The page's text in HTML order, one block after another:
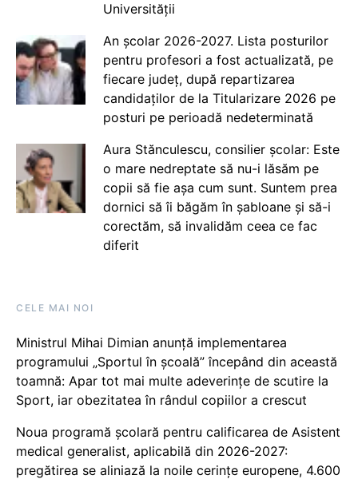
Universității
An școlar 2026-2027. Lista posturilor
pentru profesori a fost actualizată, pe
fiecare județ, după repartizarea
candidaților de la Titularizare 2026 pe
posturi pe perioadă nedeterminată
Aura Stănculescu, consilier școlar: Este
o mare nedreptate să nu-i lăsăm pe
copii să fie așa cum sunt. Suntem prea
dornici să îi băgăm în șabloane și să-i
corectăm, să invalidăm ceea ce fac
diferit
CELE MAI NOI
Ministrul Mihai Dimian anunță implementarea
programului „Sportul în școală” începând din această
toamnă: Apar tot mai multe adeverințe de scutire la
Sport, iar obezitatea în rândul copiilor a crescut
Noua programă școlară pentru calificarea de Asistent
medical generalist, aplicabilă din 2026-2027:
pregătirea se aliniază la noile cerințe europene, 4.600